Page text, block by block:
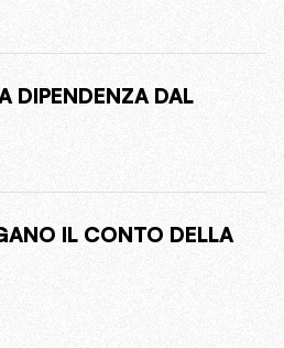
DIPENDENZA DAL
IL CONTO DELLA